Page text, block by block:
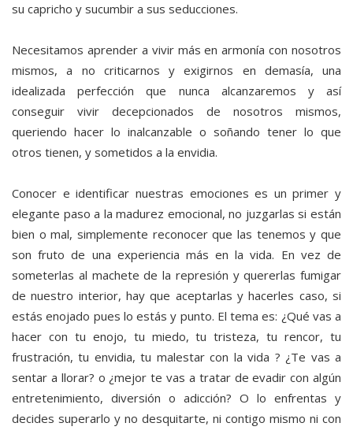
su capricho y sucumbir a sus seducciones.
Necesitamos aprender a vivir más en armonía con nosotros
mismos, a no criticarnos y exigirnos en demasía, una
idealizada perfección que nunca alcanzaremos y así
conseguir vivir decepcionados de nosotros mismos,
queriendo hacer lo inalcanzable o soñando tener lo que
otros tienen, y sometidos a la envidia.
Conocer e identificar nuestras emociones es un primer y
elegante paso a la madurez emocional, no juzgarlas si están
bien o mal, simplemente reconocer que las tenemos y que
son fruto de una experiencia más en la vida. En vez de
someterlas al machete de la represión y quererlas fumigar
de nuestro interior, hay que aceptarlas y hacerles caso, si
estás enojado pues lo estás y punto. El tema es: ¿Qué vas a
hacer con tu enojo, tu miedo, tu tristeza, tu rencor, tu
frustración, tu envidia, tu malestar con la vida ? ¿Te vas a
sentar a llorar? o ¿mejor te vas a tratar de evadir con algún
entretenimiento, diversión o adicción? O lo enfrentas y
decides superarlo y no desquitarte, ni contigo mismo ni con